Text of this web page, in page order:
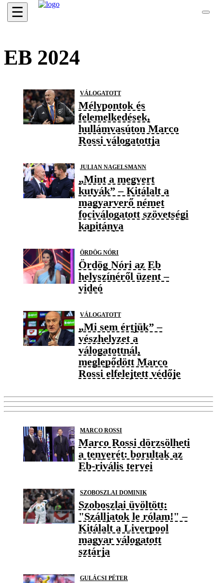
☰
EB 2024
VÁLOGATOTT
Mélypontok és
felemelkedések,
hullámvasúton Marco
Rossi válogatottja
JULIAN NAGELSMANN
„Mint a megvert
kutyák” – Kitálalt a
magyarverő német
fociválogatott szövetségi
kapitánya
ÖRDÖG NÓRI
Ördög Nóri az Eb
helyszínéről üzent –
videó
VÁLOGATOTT
„Mi sem értjük” –
vészhelyzet a
válogatottnál,
meglepődött Marco
Rossi elfelejtett védője
MARCO ROSSI
Marco Rossi dörzsölheti
a tenyerét: borultak az
Eb-rivális tervei
SZOBOSZLAI DOMINIK
Szoboszlai üvöltött:
"Szálljatok le rólam!" –
Kitálalt a Liverpool
magyar válogatott
sztárja
GULÁCSI PÉTER